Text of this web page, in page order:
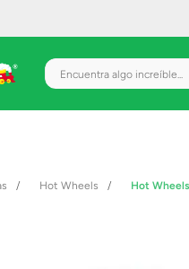
Encuentra algo
Hot Wheels Hot